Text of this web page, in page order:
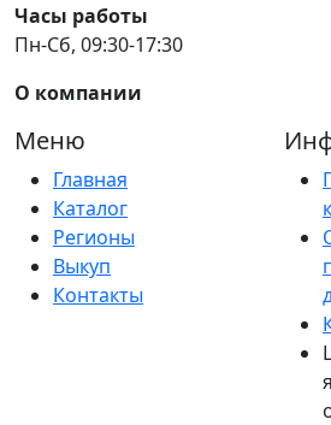
Часы работы
Пн-Сб, 09:30-17:30
О компании
Меню
Главная
Каталог
Регионы
Выкуп
Контакты